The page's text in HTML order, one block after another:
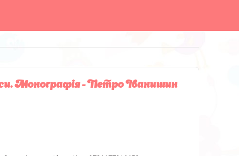
Монографія - Петро Іванишин